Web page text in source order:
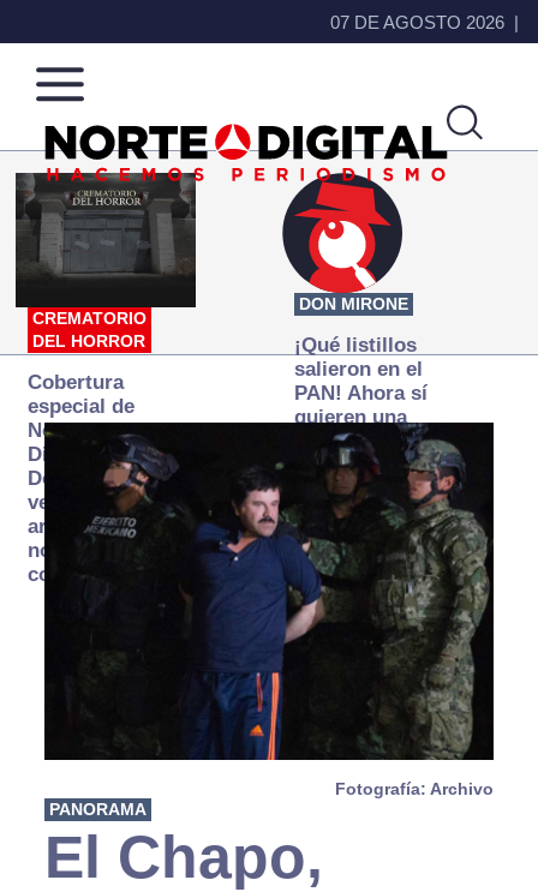
07 DE AGOSTO 2026
Norte
de
Ciudad
Más
que
noticias,
hacemos periodismo
CREMATORIO
DEL HORROR
Cobertura
especial de
Norte
Digital:
Donde la
verdad
arde… pero
no se
consume
DON MIRONE
¡Qué listillos
salieron en el
PAN! Ahora sí
quieren una
Fiscalía
autónoma… y
transexenal
Fotografía: Archivo
PANORAMA
El Chapo,